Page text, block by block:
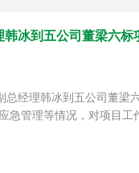
冰到五公司董梁六标
总经理韩冰到五公司董梁
急管理等情况，对项目工